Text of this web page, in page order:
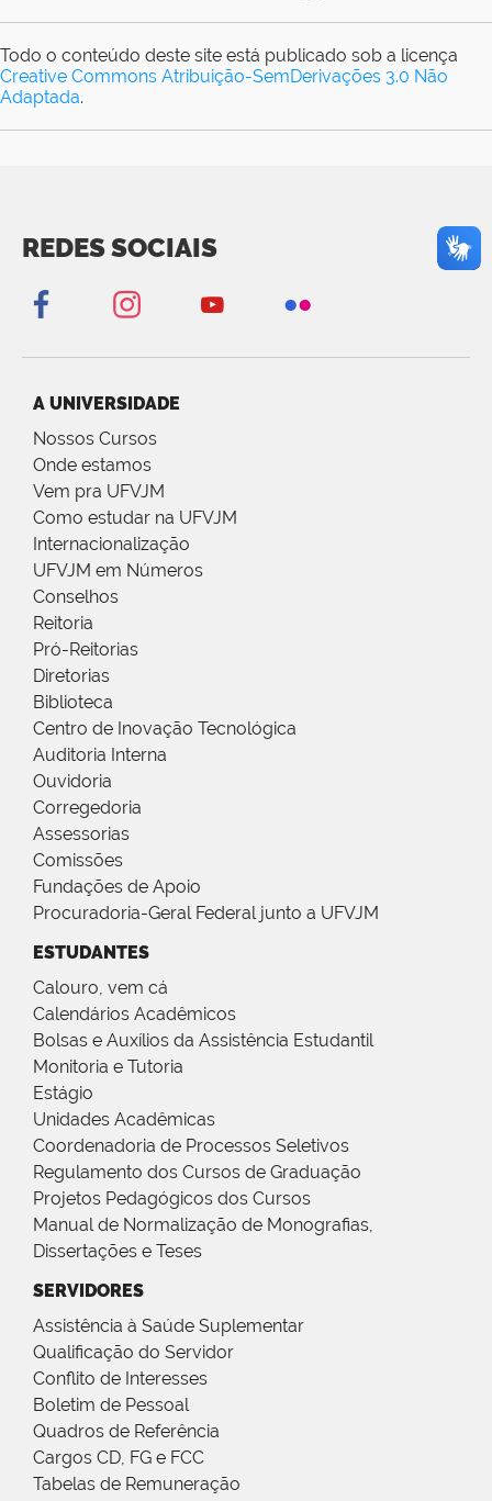
Todo o conteúdo deste site está publicado sob a licença
Creative Commons Atribuição-SemDerivações 3.0 Não
Adaptada.
REDES SOCIAIS
A UNIVERSIDADE
Nossos Cursos
Onde estamos
Vem pra UFVJM
Como estudar na UFVJM
Internacionalização
UFVJM em Números
Conselhos
Reitoria
Pró-Reitorias
Diretorias
Biblioteca
Centro de Inovação Tecnológica
Auditoria Interna
Ouvidoria
Corregedoria
Assessorias
Comissões
Fundações de Apoio
Procuradoria-Geral Federal junto a UFVJM
ESTUDANTES
Calouro, vem cá
Calendários Acadêmicos
Bolsas e Auxílios da Assistência Estudantil
Monitoria e Tutoria
Estágio
Unidades Acadêmicas
Coordenadoria de Processos Seletivos
Regulamento dos Cursos de Graduação
Projetos Pedagógicos dos Cursos
Manual de Normalização de Monografias,
Dissertações e Teses
SERVIDORES
Assistência à Saúde Suplementar
Qualificação do Servidor
Conflito de Interesses
Boletim de Pessoal
Quadros de Referência
Cargos CD, FG e FCC
Tabelas de Remuneração